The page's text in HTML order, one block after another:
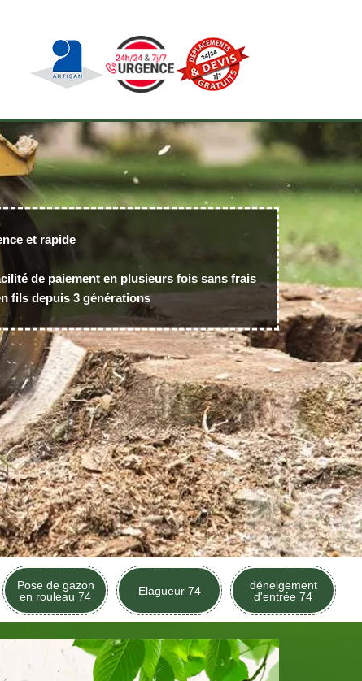
et rapide
de paiement en plusieurs fois sans frais
fils depuis 3 générations
Pose de gazon
en rouleau 74
Elagueur 74
déneigement
d'entrée 74